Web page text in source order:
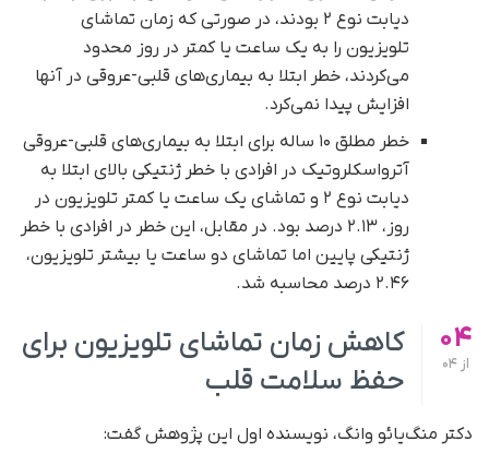
دیابت نوع ۲ بودند، در صورتی که زمان تماشای
تلویزیون را به یک ساعت یا کمتر در روز محدود
می‌کردند، خطر ابتلا به بیماری‌های قلبی-عروقی در آنها
افزایش پیدا نمی‌کرد.
خطر مطلق ۱۰ ساله برای ابتلا به بیماری‌های قلبی-عروقی
آترواسکلروتیک در افرادی با خطر ژنتیکی بالای ابتلا به
دیابت نوع ۲ و تماشای یک ساعت یا کمتر تلویزیون در
روز، ۲.۱۳ درصد بود. در مقابل، این خطر در افرادی با خطر
ژنتیکی پایین اما تماشای دو ساعت یا بیشتر تلویزیون،
۲.۴۶ درصد محاسبه شد.
04
از
کاهش زمان تماشای تلویزیون برای
حفظ سلامت قلب
دکتر منگ‌یائو وانگ، نویسنده اول این پژوهش گفت: